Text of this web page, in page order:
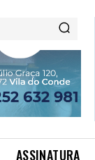
ASSINATURA